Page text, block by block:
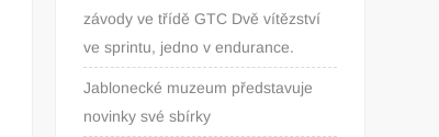
závody ve třídě GTC Dvě vítězství
ve sprintu, jedno v endurance.
Jablonecké muzeum představuje
novinky své sbírky